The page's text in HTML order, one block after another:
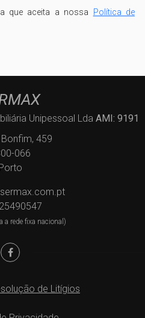
que aceita a nossa Política de
Unipessoal Lda AMI: 9191
459
066
a rede fixa nacional)
de Litígios